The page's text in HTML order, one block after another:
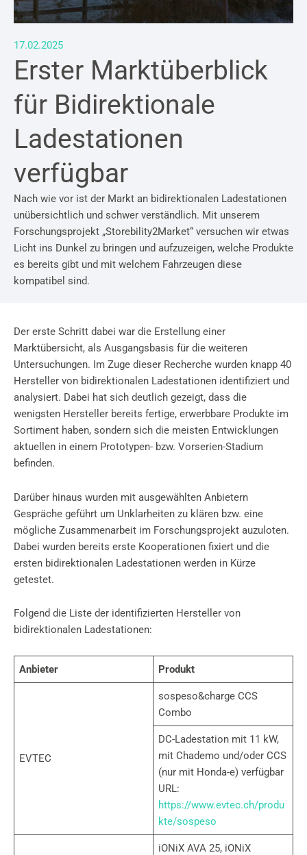
17.02.2025
Erster Marktüberblick
für Bidirektionale
Ladestationen​
verfügbar
Nach wie vor ist der Markt an bidirektionalen Ladestationen
unübersichtlich und schwer verständlich. Mit unserem
Forschungsprojekt „Storebility2Market“ versuchen wir etwas
Licht ins Dunkel zu bringen und aufzuzeigen, welche Produkte
es bereits gibt und mit welchem Fahrzeugen diese
kompatibel sind.
Der erste Schritt dabei war die Erstellung einer
Marktübersicht, als Ausgangsbasis für die weiteren
Untersuchungen. Im Zuge dieser Recherche wurden knapp 40
Hersteller von bidirektionalen Ladestationen identifiziert und
analysiert. Dabei hat sich deutlich gezeigt, dass die
wenigsten Hersteller bereits fertige, erwerbbare Produkte im
Sortiment haben, sondern sich die meisten Entwicklungen
aktuellen in einem Prototypen- bzw. Vorserien-Stadium
befinden.
Darüber hinaus wurden mit ausgewählten Anbietern
Gespräche geführt um Unklarheiten zu klären bzw. eine
mögliche Zusammenarbeit im Forschungsprojekt auzuloten.
Dabei wurden bereits erste Kooperationen fixiert und die
ersten bidirektionalen Ladestationen werden in Kürze
getestet.
Folgend die Liste der identifizierten Hersteller von
bidirektionalen Ladestationen:
Anbieter Produkt
EVTEC
sospeso&charge CCS
Combo
DC-Ladestation mit 11 kW,
mit Chademo und/oder CCS
(nur mit Honda-e) verfügbar
URL:
https://www.evtec.ch/produ
kte/sospeso
iONiX AVA 25, iONiX